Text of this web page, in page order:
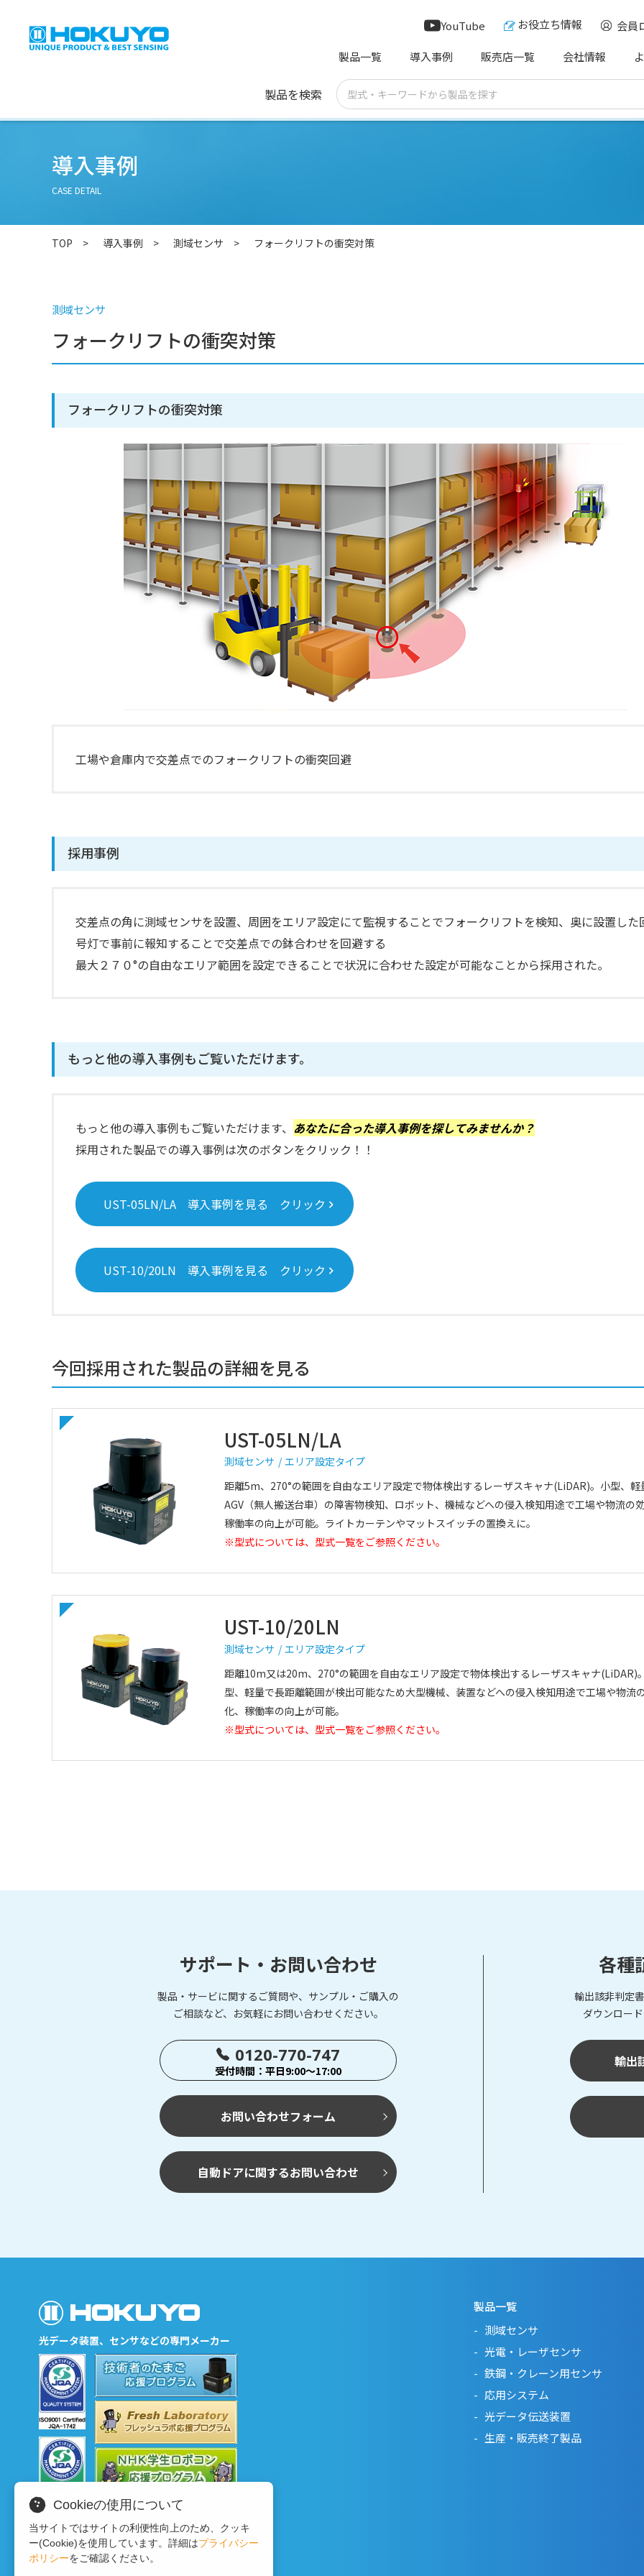
製品一覧 導入事例 販売店一覧 会社情報
YouTube お役立ち情報 会員
製品を検索
導入事例
CASE DETAIL
TOP 導入事例 測域センサ フォークリフトの衝突対策
測域センサ
フォークリフトの衝突対策
フォークリフトの衝突対策
工場や倉庫内で交差点でのフォークリフトの衝突回避
採用事例
交差点の角に測域センサを設置、周囲をエリア設定にて監視することでフォークリフトを検知、奥に設置した
号灯で事前に報知することで交差点での鉢合わせを回避する
最大２７０°の自由なエリア範囲を設定できることで状況に合わせた設定が可能なことから採用された。
もっと他の導入事例もご覧いただけます。
もっと他の導入事例もご覧いただけます、 あなたに合った導入事例を探してみませんか？
採用された製品での導入事例は次のボタンをクリック！！
UST-05LN/LA 導入事例を見る クリック
UST-10/20LN 導入事例を見る クリック
今回採用された製品の詳細を見る
UST-05LN/LA
測域センサ
エリア設定タイプ
距離5m、270°の範囲を自由なエリア設定で物体検出するレーザスキャナ(LiDAR)。小型、軽
AGV（無人搬送台車）の障害物検知、ロボット、機械などへの侵入検知用途で工場や物流の効
稼働率の向上が可能。ライトカーテンやマットスイッチの置換えに。
※型式については、型式一覧をご参照ください。
UST-10/20LN
測域センサ
エリア設定タイプ
距離10m又は20m、270°の範囲を自由なエリア設定で物体検出するレーザスキャナ(LiDAR)
型、軽量で長距離範囲が検出可能なため大型機械、装置などへの侵入検知用途で工場や物流
化、稼働率の向上が可能。
※型式については、型式一覧をご参照ください。
サポート・お問い合わせ
製品・サービに関するご質問や、サンプル・ご購入の
ご相談など、お気軽にお問い合わせください。
0120-770-747
受付時間：平日9:00～17:00
お問い合わせフォーム
自動ドアに関するお問い合わせ
各種
輸出該非判定
ダウンロー
輸出
光データ装置、センサなどの専門メーカー
製品一覧
測域センサ
光電・レーザセンサ
鉄鋼・クレーン用センサ
応用システム
光データ伝送装置
生産・販売終了製品
Cookieの使用について
当サイトではサイトの利便性向上のため、クッキ
ー(Cookie)を使用しています。詳細はプライバシー
ポリシーをご確認ください。